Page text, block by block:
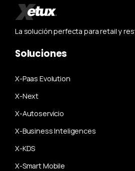
La solución perfecta para retail y
Soluciones
X-Paas Evolution
X-Next
X-Autoservicio
X-Business Inteligences
X-KDS
X-Smart Mobile